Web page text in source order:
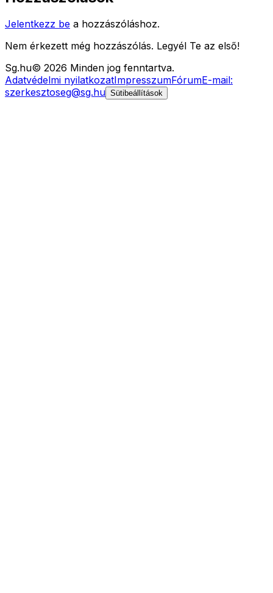
Jelentkezz be a hozzászóláshoz.
Nem érkezett még hozzászólás. Legyél Te az első!
Sg.hu© 2026 Minden jog fenntartva.
Adatvédelmi nyilatkozatImpresszumFórumE-mail:
szerkesztoseg@sg.hu Sütibeállítások